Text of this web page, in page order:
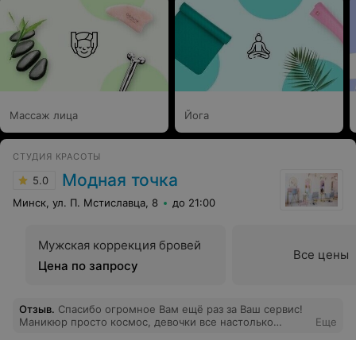
Массаж лица Йога
СТУДИЯ КРАСОТЫ
5.0 Модная точка
Минск, ул. П. Мстиславца, 8 до 21:00
Мужская коррекция бровей
Цена по запросу
Все цены
Отзыв. Спасибо огромное Вам ещё раз за Ваш сервис!
Маникюр просто космос, девочки все настолько
Еще